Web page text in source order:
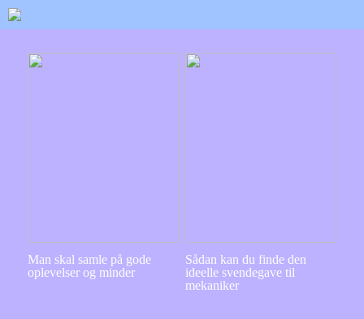
Man skal samle på gode
oplevelser og minder
Sådan kan du finde den
ideelle svendegave til
mekaniker